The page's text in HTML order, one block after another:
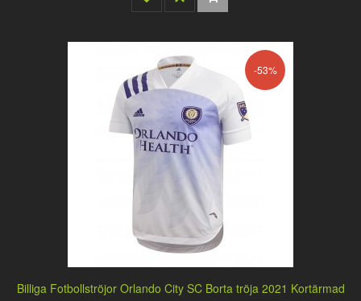
-53%
Billiga Fotbollströjor Orlando City SC Borta tröja 2021 Kortärmad